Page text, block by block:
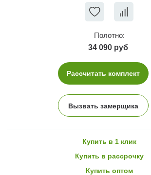
Полотно:
34 090 руб
Рассчитать комплект
Вызвать замерщика
Купить в 1 клик
Купить в рассрочку
Купить оптом